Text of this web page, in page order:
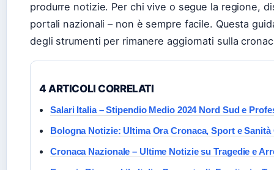
produrre notizie. Per chi vive o segue la regione,
portali nazionali – non è sempre facile. Questa
degli strumenti per rimanere aggiornati sulla
4 ARTICOLI CORRELATI
Salari Italia – Stipendio Medio 2024 Nord Sud e
Bologna Notizie: Ultima Ora Cronaca, Sport e Sanità
Cronaca Nazionale – Ultime Notizie su Tragedie e